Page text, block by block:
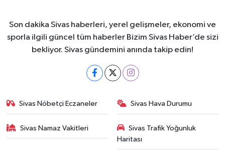
Son dakika Sivas haberleri, yerel gelişmeler, ekonomi ve
sporla ilgili güncel tüm haberler Bizim Sivas Haber’de sizi
bekliyor. Sivas gündemini anında takip edin!
Sivas Nöbetçi Eczaneler Sivas Hava Durumu
Sivas Namaz Vakitleri
Sivas Trafik Yoğunluk
Haritası